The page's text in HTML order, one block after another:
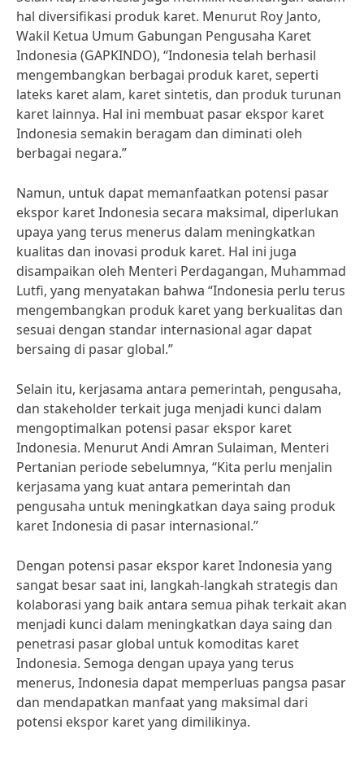
hal diversifikasi produk karet. Menurut Roy Janto,
Wakil Ketua Umum Gabungan Pengusaha Karet
Indonesia (GAPKINDO), “Indonesia telah berhasil
mengembangkan berbagai produk karet, seperti
lateks karet alam, karet sintetis, dan produk turunan
karet lainnya. Hal ini membuat pasar ekspor karet
Indonesia semakin beragam dan diminati oleh
berbagai negara.”
Namun, untuk dapat memanfaatkan potensi pasar
ekspor karet Indonesia secara maksimal, diperlukan
upaya yang terus menerus dalam meningkatkan
kualitas dan inovasi produk karet. Hal ini juga
disampaikan oleh Menteri Perdagangan, Muhammad
Lutfi, yang menyatakan bahwa “Indonesia perlu terus
mengembangkan produk karet yang berkualitas dan
sesuai dengan standar internasional agar dapat
bersaing di pasar global.”
Selain itu, kerjasama antara pemerintah, pengusaha,
dan stakeholder terkait juga menjadi kunci dalam
mengoptimalkan potensi pasar ekspor karet
Indonesia. Menurut Andi Amran Sulaiman, Menteri
Pertanian periode sebelumnya, “Kita perlu menjalin
kerjasama yang kuat antara pemerintah dan
pengusaha untuk meningkatkan daya saing produk
karet Indonesia di pasar internasional.”
Dengan potensi pasar ekspor karet Indonesia yang
sangat besar saat ini, langkah-langkah strategis dan
kolaborasi yang baik antara semua pihak terkait akan
menjadi kunci dalam meningkatkan daya saing dan
penetrasi pasar global untuk komoditas karet
Indonesia. Semoga dengan upaya yang terus
menerus, Indonesia dapat memperluas pangsa pasar
dan mendapatkan manfaat yang maksimal dari
potensi ekspor karet yang dimilikinya.